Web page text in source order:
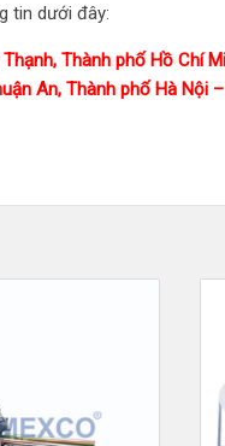
tin dưới đây:
Thành phố Hồ Chí
An, Thành phố Hà Nội